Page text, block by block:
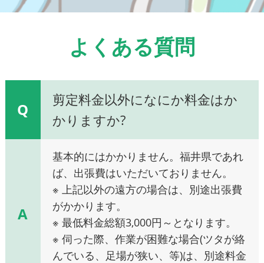
よくある質問
Q
剪定料金以外になにか料金はか
かりますか?
A
基本的にはかかりません。福井県であれ
ば、出張費はいただいておりません。
※ 上記以外の遠方の場合は、別途出張費
がかかります。
※ 最低料金総額3,000円～となります。
※ 伺った際、作業が困難な場合(ツタが絡
んでいる、足場が狭い、等)は、別途料金